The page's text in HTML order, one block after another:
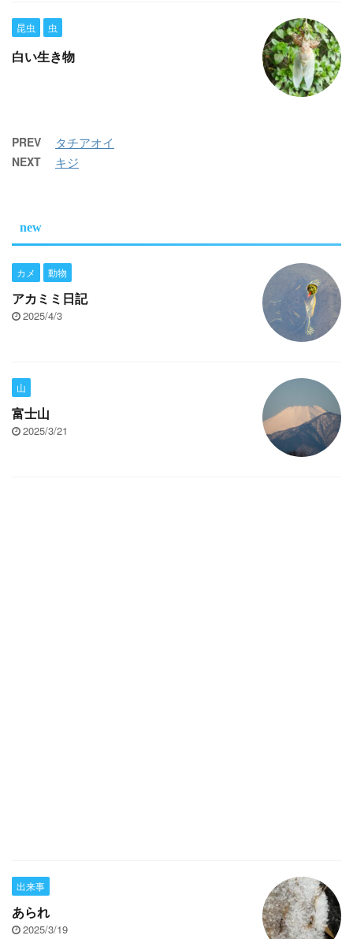
昆虫 虫
白い生き物
PREV タチアオイ
NEXT キジ
new
カメ
動物
アカミミ日記
2025/4/3
山
富士山
2025/3/21
出来事
あられ
2025/3/19